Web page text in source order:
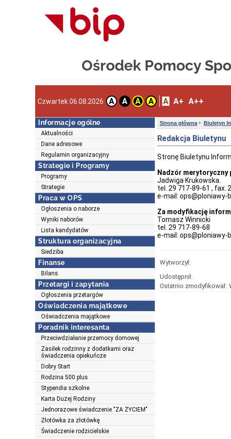
Ośrodek Pomocy
Czwartek 06.08.2026 A A A A A A+ A++
Informacje ogólne
Aktualności
Dane adresowe
Regulamin organizacyjny
Strategie i Programy
Programy
Strategie
Praca w OPS
Ogłoszenia o naborze
Wyniki naborów
Lista kandydatów
Struktura organizacyjna
Siedziba
Finanse
Bilans
Przetargi i zapytania
Ogłoszenia przetargów
Oświadczenia majątkowe
Oświadczenia majątkowe
Poradnik interesanta
Przeciwdziałanie przemocy domowej
Zasiłek rodzinny z dodatkami oraz
świadczenia opiekuńcze
Dobry Start
Rodzina 500 plus
Stypendia szkolne
Karta Dużej Rodziny
Jednorazowe świadczenie "ZA ŻYCIEM"
Złotówka za złotówkę
Świadczenie rodzicielskie
Strona główna Biuletyn
Redakcja Biuletynu
Stronę Biuletynu
Nadzór merytoryczny
Jadwiga Krukowska.
tel. 29 717-89-61 , fax.
e-mail: ops@ploniawy-
Za modyfikację
Tomasz Winnicki
tel. 29 717-89-68
e-mail: ops@ploniawy-
Wytworzył:
Udostępnił:
Ostatnio zmodyfikował: